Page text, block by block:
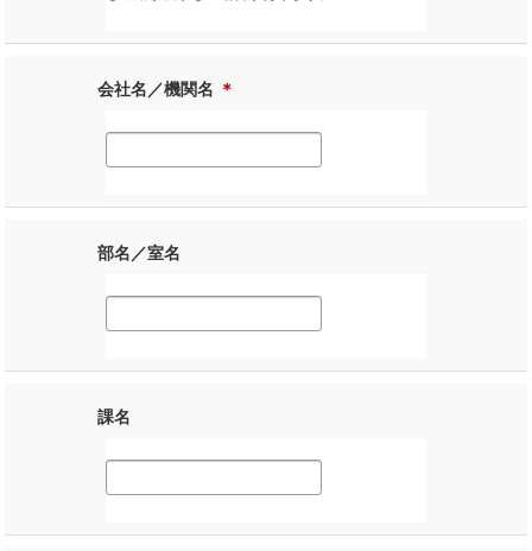
会社名／機関名 ＊
部名／室名
課名